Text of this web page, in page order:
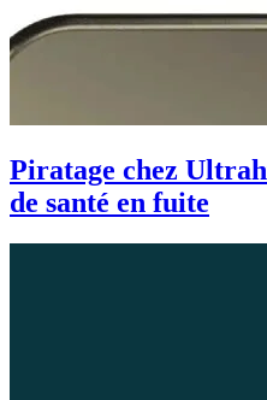
Piratage chez
de santé en fuite